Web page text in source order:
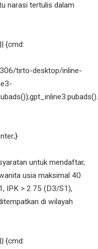
narasi tertulis dalam
{cmd:
tirto-desktop/inline-
untuk mendaftar,
usia maksimal 40
IPK > 2.75 (D3/S1),
di wilayah
{cmd: